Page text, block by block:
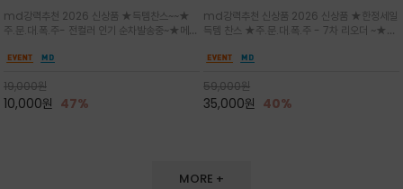
노바 심볼 전사 인쇄(Transfer
Printing)뒷밴딩으로 사이즈 조절이 가
능해 누구나 안정적으로 착용
md강력추천 2026 신상품 ★득템찬스~~★
주.문.대.폭.주- 전컬러 인기 순차발송중~★메쉬
일 보송보송한 스킨케어 핏(Skin-care fit)을
프,여행까지~~
19,000원
10,000원 47%
잡는 감각적인 레이어드 니트 어부바숄/
뒷면의 은은한 V자 조직감과 부드러운
터치감으로 완성도를 높였으며, 단조로
md강력추천 신상품 2026 신상품 ★한정세일
득템 찬스 ★주.문.대.폭.주 - 7차 리오더 ~★셔
인트를 주기 좋으며, 소매 끝단에 위치한 실버
스러움을 동시에
59,000원
35,000원 40%
MORE +